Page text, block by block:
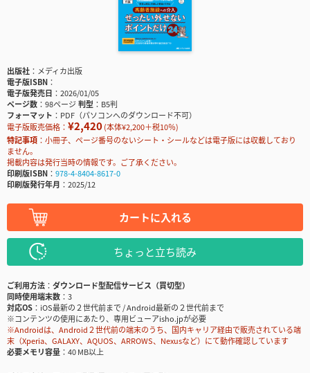
出版社
メディカ出版
電子版ISBN
電子版発売日
2026/01/05
ページ数
98ページ判型
B5判
フォーマット
PDF（パソコンへのダウンロード不可）
電子版販売価格： ¥2,420(本体¥2,200＋税10％)
特記事項
小冊子、ページ番号のないシート・シールなどは電子版には収載しており
ません。
掲載内容は発行当時の情報です。ご了承ください。
印刷版ISBN
978-4-8404-8617-0
印刷版発行年月
2025/12
カートに入れる
ちょっと立ち読み
ご利用方法
ダウンロード型配信サービス（買切型）
同時使用端末数
3
対応OS
iOS最新の２世代前まで / Android最新の２世代前まで
※コンテンツの使用にあたり、専用ビューアisho.jpが必要
※Androidは、Android２世代前の端末のうち、国内キャリア経由で販売されている端
末（Xperia、GALAXY、AQUOS、ARROWS、Nexusなど）にて動作確認しています
必要メモリ容量
40 MB以上